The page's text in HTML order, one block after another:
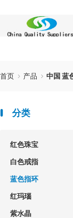
首页 产品 中国 蓝
分类
红色珠宝
白色戒指
蓝色指环
红玛瑙
紫水晶